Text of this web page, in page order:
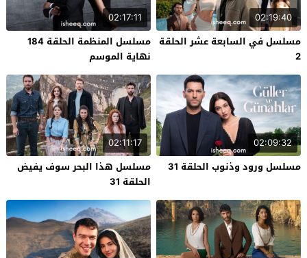
02:19:40
مسلسل في السابعة عشر الحلقة
2
02:17:11
مسلسل المنظمة الحلقة 184
نهاية الموسم
02:09:32
مسلسل ورود وذنوب الحلقة 31
02:11:17
مسلسل هذا البحر سوف يفيض
الحلقة 31